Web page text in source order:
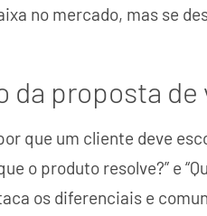
no mercado, mas se
da proposta de
que um cliente deve
o produto resolve?” e
os diferenciais e